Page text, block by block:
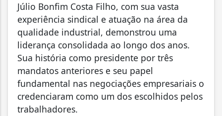
Júlio Bonfim Costa Filho, com sua vasta
experiência sindical e atuação na área da
qualidade industrial, demonstrou uma
liderança consolidada ao longo dos anos.
Sua história como presidente por três
mandatos anteriores e seu papel
fundamental nas negociações empresariais o
credenciaram como um dos escolhidos pelos
trabalhadores.